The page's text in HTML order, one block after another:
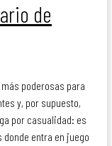
de
poderosas para
y, por supuesto,
por casualidad: es
entra en juego